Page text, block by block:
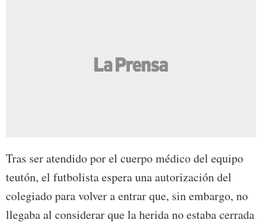
Tras ser atendido por el cuerpo médico del equipo
teutón, el futbolista espera una autorización del
colegiado para volver a entrar que, sin embargo, no
llegaba al considerar que la herida no estaba cerrada